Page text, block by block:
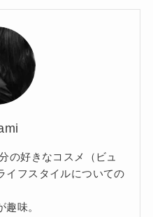
の好きなコスメ（ビュ
イフスタイルについての
味。